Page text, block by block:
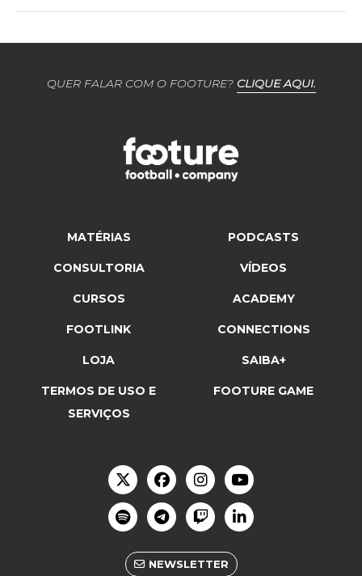
QUER FALAR COM O FOOTURE? CLIQUE AQUI.
MATÉRIAS PODCASTS
CONSULTORIA VÍDEOS
CURSOS ACADEMY
FOOTLINK CONNECTIONS
LOJA SAIBA+
TERMOS DE USO E
SERVIÇOS
FOOTURE GAME
NEWSLETTER